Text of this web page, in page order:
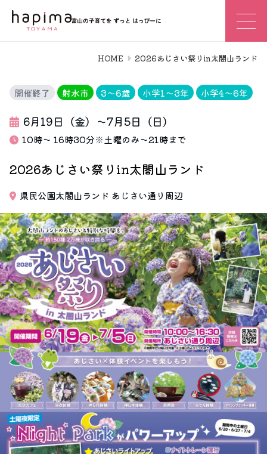
HOME 2026あじさい祭りin太閤山ランド
開催終了 射水市 3〜6歳 小学1〜3年 小学4〜6年
6月19日（金）～7月5日（日）
10時～ 16時30分※土曜のみ〜21時まで
2026あじさい祭りin太閤山ランド
県民公園太閤山ランド あじさい通り周辺